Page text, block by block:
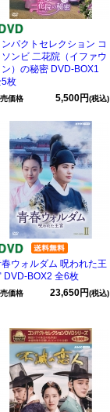
ンパクトセレクション コ
ソンビ 二花院（イファウ
ン）の秘密 DVD-BOX1
5枚
価格 5,500円(税込)
ウォルダム 呪われた王
DVD-BOX2 全6枚
価格 23,650円(税込)